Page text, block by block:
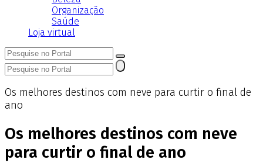
Organização
Saúde
Loja virtual
Os melhores destinos com neve para curtir o final de
ano
Os melhores destinos com neve
para curtir o final de ano